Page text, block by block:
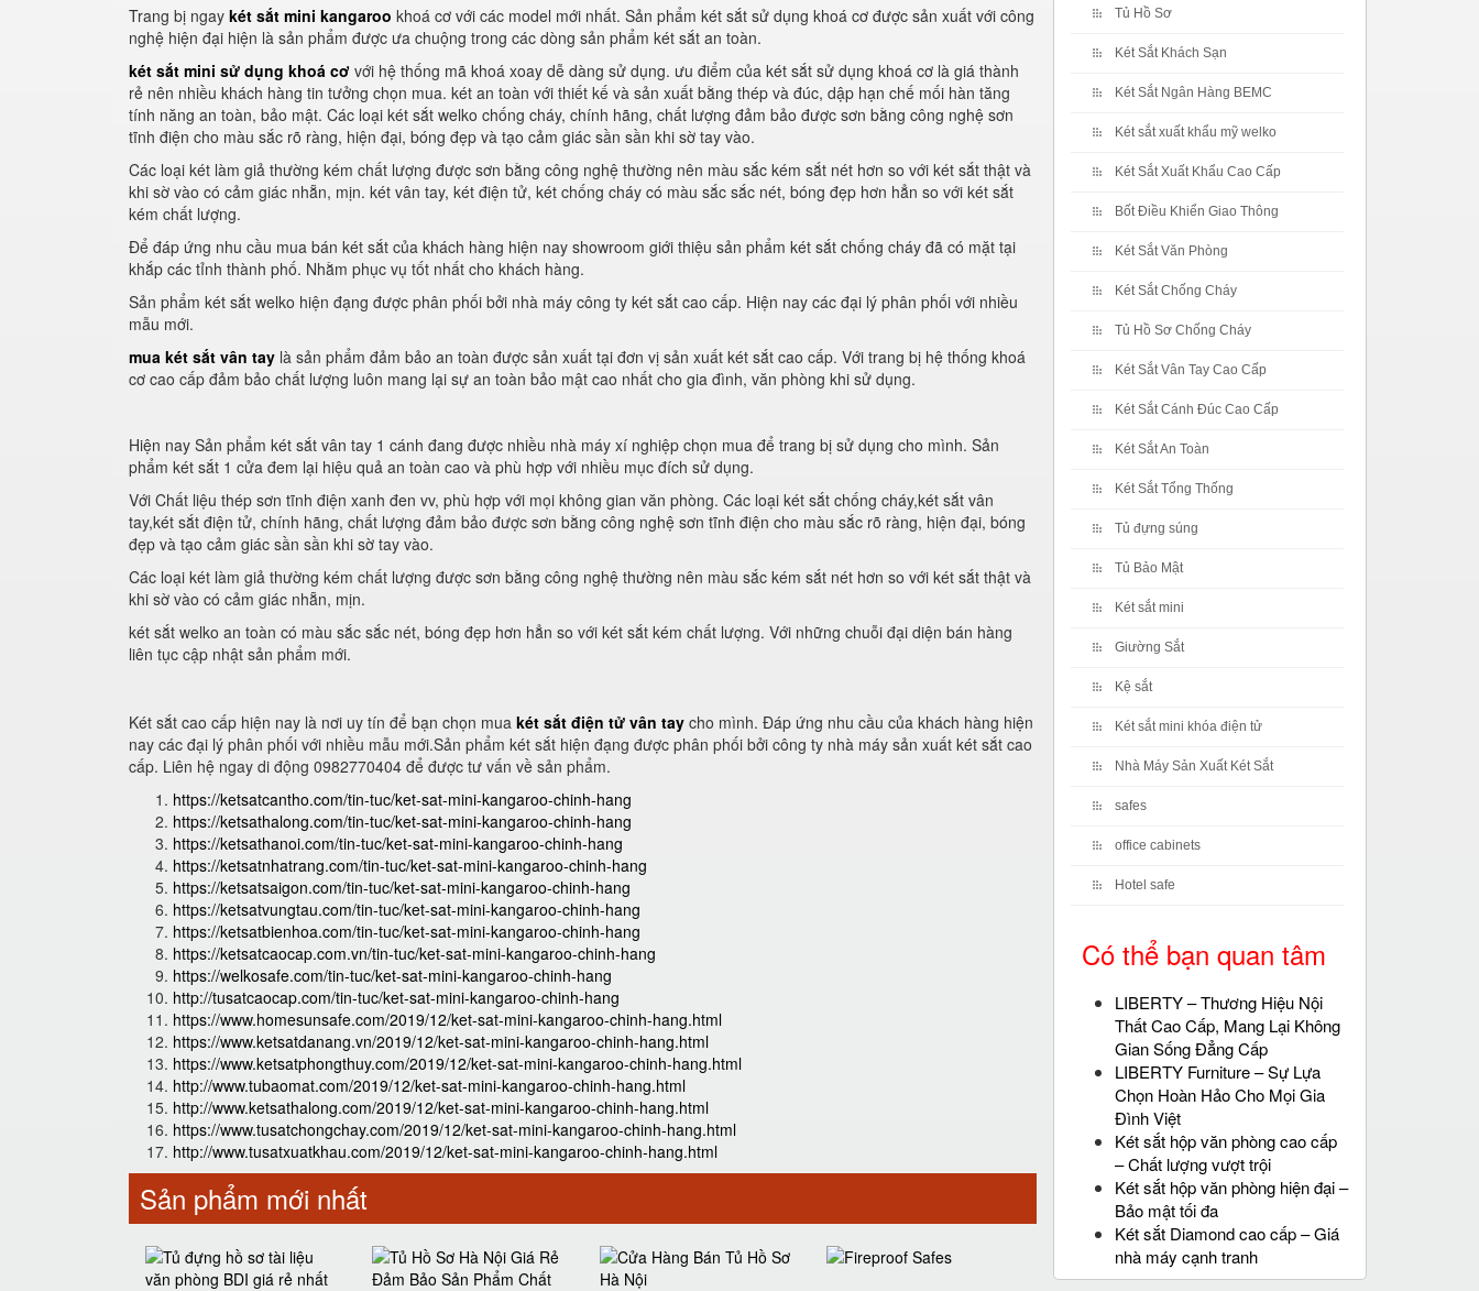
Trang bị ngay két sắt mini kangaroo khoá cơ với các model mới nhất. Sản phẩm két sắt sử dụng khoá cơ được sản xuất với công
nghệ hiện đại hiện là sản phẩm được ưa chuộng trong các dòng sản phẩm két sắt an toàn.
két sắt mini sử dụng khoá cơ với hệ thống mã khoá xoay dễ dàng sử dụng. ưu điểm của két sắt sử dụng khoá cơ là giá thành
rẻ nên nhiều khách hàng tin tưởng chọn mua. két an toàn với thiết kế và sản xuất bằng thép và đúc, dập hạn chế mối hàn tăng
tính năng an toàn, bảo mật. Các loại két sắt welko chống cháy, chính hãng, chất lượng đảm bảo được sơn bằng công nghệ sơn
tĩnh điện cho màu sắc rõ ràng, hiện đại, bóng đẹp và tạo cảm giác sần sần khi sờ tay vào.
Các loại két làm giả thường kém chất lượng được sơn bằng công nghệ thường nên màu sắc kém sắt nét hơn so với két sắt thật và
khi sờ vào có cảm giác nhẵn, mịn. két vân tay, két điện tử, két chống cháy có màu sắc sắc nét, bóng đẹp hơn hẳn so với két sắt
kém chất lượng.
Để đáp ứng nhu cầu mua bán két sắt của khách hàng hiện nay showroom giới thiệu sản phẩm két sắt chống cháy đã có mặt tại
khắp các tỉnh thành phố. Nhằm phục vụ tốt nhất cho khách hàng.
Sản phẩm két sắt welko hiện đạng được phân phối bởi nhà máy công ty két sắt cao cấp. Hiện nay các đại lý phân phối với nhiều
mẫu mới.
mua két sắt vân tay là sản phẩm đảm bảo an toàn được sản xuất tại đơn vị sản xuất két sắt cao cấp. Với trang bị hệ thống khoá
cơ cao cấp đảm bảo chất lượng luôn mang lại sự an toàn bảo mật cao nhất cho gia đình, văn phòng khi sử dụng.
Hiện nay Sản phẩm két sắt vân tay 1 cánh đang được nhiều nhà máy xí nghiệp chọn mua để trang bị sử dụng cho mình. Sản
phẩm két sắt 1 cửa đem lại hiệu quả an toàn cao và phù hợp với nhiều mục đích sử dụng.
Với Chất liệu thép sơn tĩnh điện xanh đen vv, phù hợp với mọi không gian văn phòng. Các loại két sắt chống cháy,két sắt vân
tay,két sắt điện tử, chính hãng, chất lượng đảm bảo được sơn bằng công nghệ sơn tĩnh điện cho màu sắc rõ ràng, hiện đại, bóng
đẹp và tạo cảm giác sần sần khi sờ tay vào.
Các loại két làm giả thường kém chất lượng được sơn bằng công nghệ thường nên màu sắc kém sắt nét hơn so với két sắt thật và
khi sờ vào có cảm giác nhẵn, mịn.
két sắt welko an toàn có màu sắc sắc nét, bóng đẹp hơn hẳn so với két sắt kém chất lượng. Với những chuỗi đại diện bán hàng
liên tục cập nhật sản phẩm mới.
Két sắt cao cấp hiện nay là nơi uy tín để bạn chọn mua két sắt điện tử vân tay cho mình. Đáp ứng nhu cầu của khách hàng hiện
nay các đại lý phân phối với nhiều mẫu mới.Sản phẩm két sắt hiện đạng được phân phối bởi công ty nhà máy sản xuất két sắt cao
cấp. Liên hệ ngay di động 0982770404 để được tư vấn về sản phẩm.
https://ketsatcantho.com/tin-tuc/ket-sat-mini-kangaroo-chinh-hang
https://ketsathalong.com/tin-tuc/ket-sat-mini-kangaroo-chinh-hang
https://ketsathanoi.com/tin-tuc/ket-sat-mini-kangaroo-chinh-hang
https://ketsatnhatrang.com/tin-tuc/ket-sat-mini-kangaroo-chinh-hang
https://ketsatsaigon.com/tin-tuc/ket-sat-mini-kangaroo-chinh-hang
https://ketsatvungtau.com/tin-tuc/ket-sat-mini-kangaroo-chinh-hang
https://ketsatbienhoa.com/tin-tuc/ket-sat-mini-kangaroo-chinh-hang
https://ketsatcaocap.com.vn/tin-tuc/ket-sat-mini-kangaroo-chinh-hang
https://welkosafe.com/tin-tuc/ket-sat-mini-kangaroo-chinh-hang
http://tusatcaocap.com/tin-tuc/ket-sat-mini-kangaroo-chinh-hang
https://www.homesunsafe.com/2019/12/ket-sat-mini-kangaroo-chinh-hang.html
https://www.ketsatdanang.vn/2019/12/ket-sat-mini-kangaroo-chinh-hang.html
https://www.ketsatphongthuy.com/2019/12/ket-sat-mini-kangaroo-chinh-hang.html
http://www.tubaomat.com/2019/12/ket-sat-mini-kangaroo-chinh-hang.html
http://www.ketsathalong.com/2019/12/ket-sat-mini-kangaroo-chinh-hang.html
https://www.tusatchongchay.com/2019/12/ket-sat-mini-kangaroo-chinh-hang.html
http://www.tusatxuatkhau.com/2019/12/ket-sat-mini-kangaroo-chinh-hang.html
Sản phẩm mới nhất
Tủ Hồ Sơ
Két Sắt Khách Sạn
Két Sắt Ngân Hàng BEMC
Két sắt xuất khẩu mỹ welko
Két Sắt Xuất Khẩu Cao Cấp
Bốt Điều Khiển Giao Thông
Két Sắt Văn Phòng
Két Sắt Chống Cháy
Tủ Hồ Sơ Chống Cháy
Két Sắt Vân Tay Cao Cấp
Két Sắt Cánh Đúc Cao Cấp
Két Sắt An Toàn
Két Sắt Tổng Thống
Tủ đựng súng
Tủ Bảo Mật
Két sắt mini
Giường Sắt
Kệ sắt
Két sắt mini khóa điện tử
Nhà Máy Sản Xuất Két Sắt
safes
office cabinets
Hotel safe
Có thể bạn quan tâm
LIBERTY – Thương Hiệu Nội
Thất Cao Cấp, Mang Lại Không
Gian Sống Đẳng Cấp
LIBERTY Furniture – Sự Lựa
Chọn Hoàn Hảo Cho Mọi Gia
Đình Việt
Két sắt hộp văn phòng cao cấp
– Chất lượng vượt trội
Két sắt hộp văn phòng hiện đại –
Bảo mật tối đa
Két sắt Diamond cao cấp – Giá
nhà máy cạnh tranh